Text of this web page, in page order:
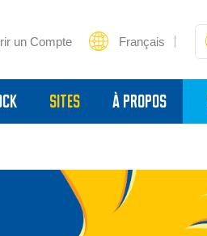
un Compte Français
sites À propos